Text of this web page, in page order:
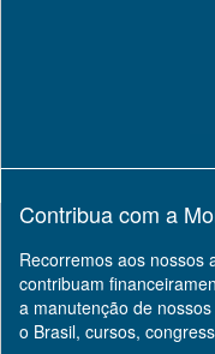
Contribua com a
Recorremos aos nossos
contribuam
a manutenção de
o Brasil, cursos,